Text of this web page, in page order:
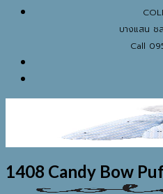
บางแสน ช
Call
1408 Candy Bow